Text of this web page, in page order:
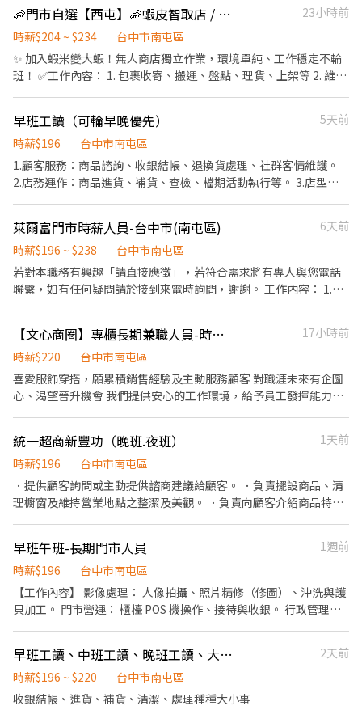
實習考核，皆有計薪 . 【休假制度】 排休制，兼職約一周排4-5天
(依照門市與個人可配合時段) . 📣快速應徵｜加賴 ID：@969playo
午 / 中秋獎金 - 📦 工作內容 1️⃣ 包裹寄取件、裝箱、理貨、搬運、盤
點 ▸ 請先自行評估身體是否能搬重 2️⃣ 工作性質為多門市跑點，不需
久待門市，『著重於上架速度與準確度』 3️⃣ 設備維護與基本門市環
境清潔 4️⃣ 必須有機車駕照及自備機車，依門市需求配合支援距離
23:30，每次班排班約2–6 小時 📌 由 門市主管排班，一週排班 3–5
天 📌 假日需可彈性配合，六日輪流畫休 -💰 薪資福利 早班時薪
$204 （基本時薪196+智取店津貼8) 晚班時薪 $224 （基本時薪8+智
取店晚班津貼28) ✅ 享勞保（一定有） ✅ 健保自行決定是否加保 ✅
任職滿半年享端午 / 中秋獎金 ✅ 薪資匯款（無法領現） - 📍 參考門
市地點 ＃實際會依門市需求配合距離 10 公里內的門市 南屯文心 -
智取店｜台中市南屯區文心南路46號1樓 南屯春安 - 智取店｜台中
額依門市狀況調整，有興趣請按下【立即應徵】投遞履歷，把握機
會！ 🎈 其他區域、店型 職缺詢問｜點擊連結加入官方賴
https://lin.ee/oF0vyAn (ID : @270jwauh) ▸ 加入後請主動傳送
訊息才看到唷！
🦐門市自選【西屯】🦐蝦皮智取店 / 免經驗、快速報到 💰時薪 204-234
23小時前
時薪$204 ~ $234
台中市南屯區
✨ 加入蝦米變大蝦！無人商店獨立作業，環境單純、工作穩定不輪
班！ ✅工作內容： 1. 包裹收寄、搬運、盤點、理貨、上架等 2. 維持
門市支援 🌙🌙夜班說明🌙🌙 工作型態：為每日跑點約3–10家門市，
跑點距離約16km內 需可配合(早班/晚班)擇一於門市安排受訓 🔔需
有機車&駕照🔔 ⸻ ✅工作時間： 🔹早班：07:00-12:00、07:30-
12:30、08:00-13:00、08:30-13:30 🔹晚班：17:30-22:30、17:30-
🔹假日早班：07:00-12:00 🔹假日晚班：17:30-23:30 (上班時數為
2~6小時，一個月至少6天，依實際情況而定) ⸻ ✅工作待遇：
日班時薪=$204 晚班另有獎金+20=時薪$224 夜班另有獎金+40=時
薪$234 ━━━━━━━━━━━━━ 📍 【熱門開缺地點】台中市
大里、大雅、太平、北屯、北區、西屯、西區、東區、南屯、南
區、潭子、豐原 ━━━━━━━━━━━━ 📩 【火速卡位應徵流
程】 ➊ 點擊填寫廠商制式履歷（1分鐘完成，快速安排送審）： 👉
欄位（身分證/詳細地址）錄取前皆可先不填！ ➋加入留言： 👉
https://lin.ee/OBnhVN5 私訊留下 ⌜姓名+電話 +應徵蝦皮門市人
員」💥
早班工讀（可輪早晚優先）
5天前
時薪$196
台中市南屯區
1.顧客服務：商品諮詢、收銀結帳、退換貨處理、社群客情維護。
2.店務運作：商品進貨、補貨、查檢、檔期活動執行等。 3.店型維
本工資起薪，另有津貼及獎金。 2.額外加給：夜班津貼、商品銷售
獎金、年終獎金。 3.夜班津貼：22點~23點時段上班，每小時加發
55元。 ※應徵條件 1.喜愛美妝，具服務熱忱。 2.假日須排班。 3.誠
徵長期工讀，短期勿試。 4.履歷初審合格者，5天內由門市聯繫面
萊爾富門市時薪人員-台中市(南屯區)
6天前
時薪$196 ~ $238
台中市南屯區
若對本職務有興趣「請直接應徵」，若符合需求將有專人與您電話
聯繫，如有任何疑問請於接到來電時詢問，謝謝。 工作內容： 1.協
設備與環境清潔以維護商店形象 5.其他店長、副店長交辦事項 排班
制，各班時段： 早班：07:00~15:00 中班：15:00~23:00 夜班：
23:00~07:00 (可能依當區需求，支援其他門市) 歡迎對便利商店之工
作有興趣者， 願接受店舖基礎訓練，未來依表現、績效能力可培訓
【文心商圈】專櫃長期兼職人員-時薪220(歡迎在校生工讀投遞)
17小時前
時薪$220
台中市南屯區
喜愛服飾穿搭，願累積銷售經驗及主動服務顧客 對職涯未來有企圖
心、渴望晉升機會 我們提供安心的工作環境，給予員工發揮能力的
---------------------------------------------------------------------
------------ 【工作內容】 1.提供客戶商品介紹、銷售與服務。 2.協
助門市形象佈置、商品陳列、庫存管理。 3.客戶關懷維護。 4.門市
店務經營、推動店業績目標達成與相關行政作業。 5.須配合門市輪
統一超商新豐功（晚班.夜班）
1天前
時薪$196
台中市南屯區
．提供顧客詢問或主動提供諮商建議給顧客。 ．負責擺設商品、清
理櫥窗及維持營業地點之整潔及美觀。 ．負責向顧客介紹商品特
束營業前，統計銷售情形、盤點貨品存量及撰寫當日業務報表。
早班午班-長期門市人員
1週前
時薪$196
台中市南屯區
【工作內容】 影像處理： 人像拍攝、照片精修（修圖）、沖洗與護
貝加工。 門市營運： 櫃檯 POS 機操作、接待與收銀。 行政管理：
定公休 周一至周五可排休一天 【徵才條件】 技能需求： 須具備
Photoshop 基礎操作能力。 加分項目： 具備單眼相機操作經驗者
優先錄取。 特質要求： 工作態度認真負責、性格活潑親切、對人像
早班工讀、中班工讀、晚班工讀、大夜工讀
2天前
時薪$196 ~ $220
台中市南屯區
收銀結帳、進貨、補貨、清潔、處理種種大小事